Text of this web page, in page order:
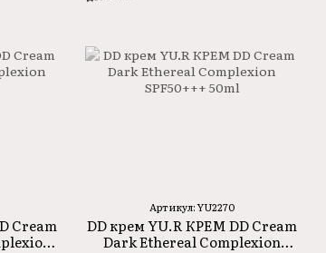
Cream
Артикул: YU2270
DD крем YU.R КРЕМ DD Cream
Dark Ethereal Complexion